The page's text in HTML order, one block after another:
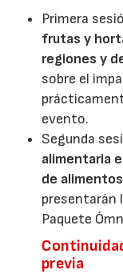
Primera
frutas y
regiones y
sobre el
evento.
Segunda
alimentaria
de
presentarán
Paquete
previa